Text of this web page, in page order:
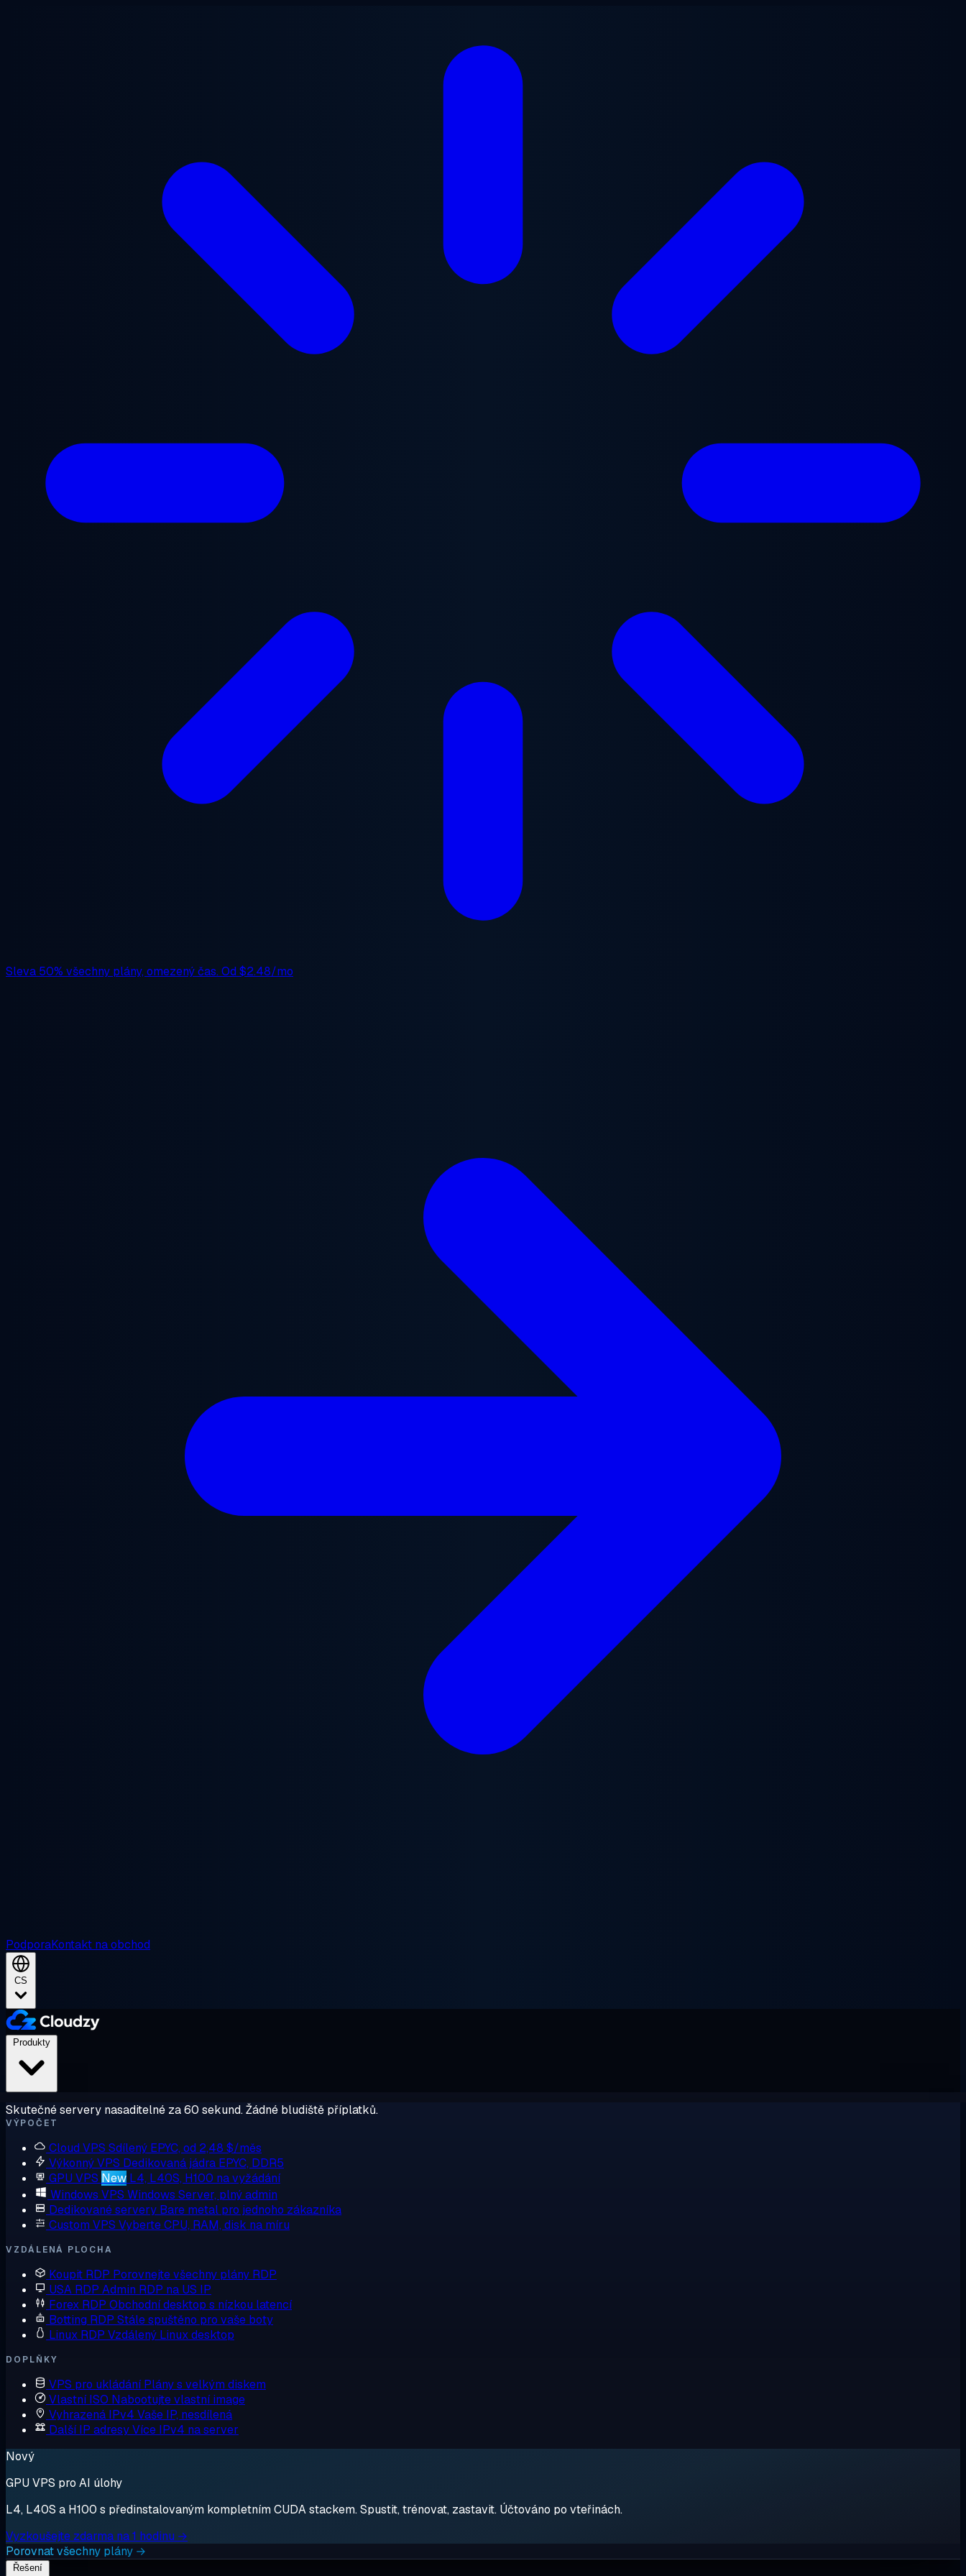
Sleva 50% všechny plány, omezený čas. Od $2.48/mo
PodporaKontakt na obchod
CS
Skutečné servery nasaditelné za 60 sekund. Žádné bludiště příplatků.
VÝPOČET
Cloud VPS Sdílený EPYC, od 2,48 $/měs
Výkonný VPS Dedikovaná jádra EPYC, DDR5
GPU VPS New L4, L40S, H100 na vyžádání
Windows VPS Windows Server, plný admin
Dedikované servery Bare metal pro jednoho zákazníka
Custom VPS Vyberte CPU, RAM, disk na míru
VZDÁLENÁ PLOCHA
Koupit RDP Porovnejte všechny plány RDP
USA RDP Admin RDP na US IP
Forex RDP Obchodní desktop s nízkou latencí
Botting RDP Stále spuštěno pro vaše boty
Linux RDP Vzdálený Linux desktop
DOPLŇKY
VPS pro ukládání Plány s velkým diskem
Vlastní ISO Nabootujte vlastní image
Vyhrazená IPv4 Vaše IP, nesdílená
Další IP adresyVíce IPv4 na server
Nový
GPU VPS pro AI úlohy
L4, L40S a H100 s předinstalovaným kompletním CUDA stackem. Spustit, trénovat, zastavit. Účtováno po vteřinách.
Vyzkoušejte zdarma na 1 hodinu →
Porovnat všechny plány →